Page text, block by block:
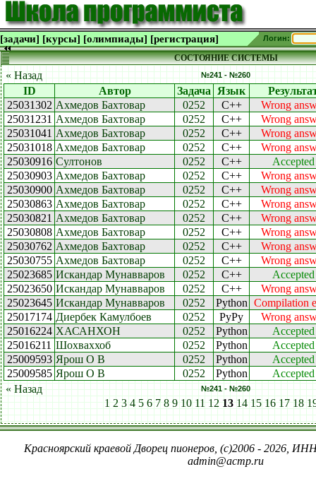
[задачи] [курсы] [олимпиады] [регистрация] Логин:
СОСТОЯНИЕ СИСТЕМЫ
« Назад №241 - №260
ID Автор Задача Язык
25031302 Ахмедов Бахтовар 0252 C++
Wrong
25031231 Ахмедов Бахтовар 0252 C++
Wrong
25031041 Ахмедов Бахтовар 0252 C++
Wrong
25031018 Ахмедов Бахтовар 0252 C++
Wrong
25030916 Султонов 0252 C++
Accepted
25030903 Ахмедов Бахтовар 0252 C++
Wrong
25030900 Ахмедов Бахтовар 0252 C++
Wrong
25030863 Ахмедов Бахтовар 0252 C++
Wrong
25030821 Ахмедов Бахтовар 0252 C++
Wrong
25030808 Ахмедов Бахтовар 0252 C++
Wrong
25030762 Ахмедов Бахтовар 0252 C++
Wrong
25030755 Ахмедов Бахтовар 0252 C++
Wrong
25023685 Искандар Мунавваров 0252 C++
Accepted
25023650 Искандар Мунавваров 0252 C++
Wrong
25023645 Искандар Мунавваров 0252 Python Compilation
25017174 Диербек Камулбоев 0252 PyPy
Wrong
25016224 ХАСАНХОН 0252 Python
Accepted
25016211 Шохваххоб 0252 Python
Accepted
25009593 Ярош О В 0252 Python
Accepted
25009585 Ярош О В 0252 Python
Accepted
« Назад
№241 - №260
1 2 3 4 5 6 7 8 9 10 11 12 13 14 15 16 17 18
Красноярский краевой Дворец пионеров, (c)2006 - 2026,
admin@acmp.ru